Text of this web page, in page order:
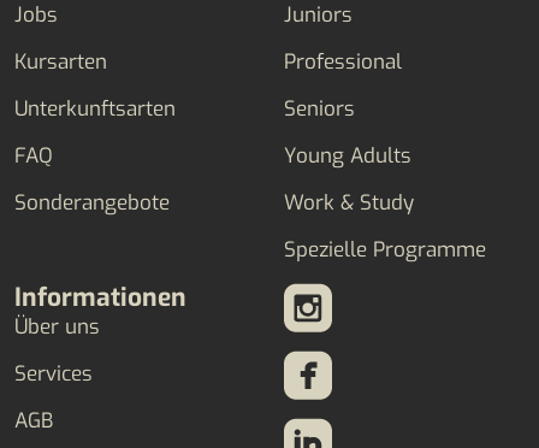
Jobs
Kursarten
Unterkunftsarten
FAQ
Sonderangebote
Juniors
Professional
Seniors
Young Adults
Work & Study
Spezielle Programme
Informationen
Über uns
Services
AGB